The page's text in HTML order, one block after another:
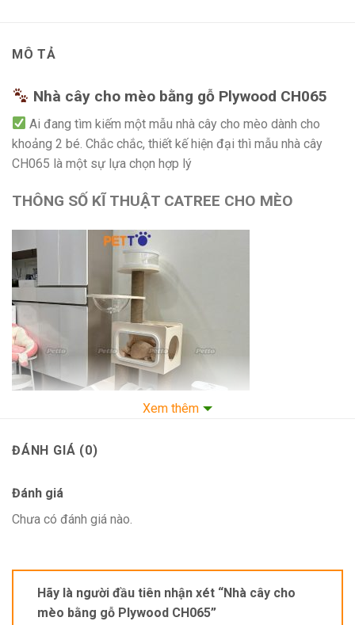
MÔ TẢ
Nhà cây cho mèo bằng gỗ Plywood CH065
Ai đang tìm kiếm một mẫu nhà cây cho mèo dành cho
khoảng 2 bé. Chắc chắc, thiết kế hiện đại thì mẫu nhà cây
CH065 là một sự lựa chọn hợp lý
THÔNG SỐ KĨ THUẬT CATREE CHO MÈO
Ngang 60cm, rộng 45cm, cao 1m4
Chất liệu cào móng: dây thừng sisal
Đường kính trụ cào 11cm
Xem thêm
ĐÁNH GIÁ (0)
Đánh giá
Chưa có đánh giá nào.
Hãy là người đầu tiên nhận xét “Nhà cây cho
mèo bằng gỗ Plywood CH065”